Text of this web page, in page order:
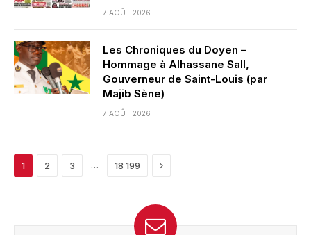
7 AOÛT 2026
Les Chroniques du Doyen –
Hommage à Alhassane Sall,
Gouverneur de Saint-Louis (par
Majib Sène)
7 AOÛT 2026
1 2 3 … 18 199 Next